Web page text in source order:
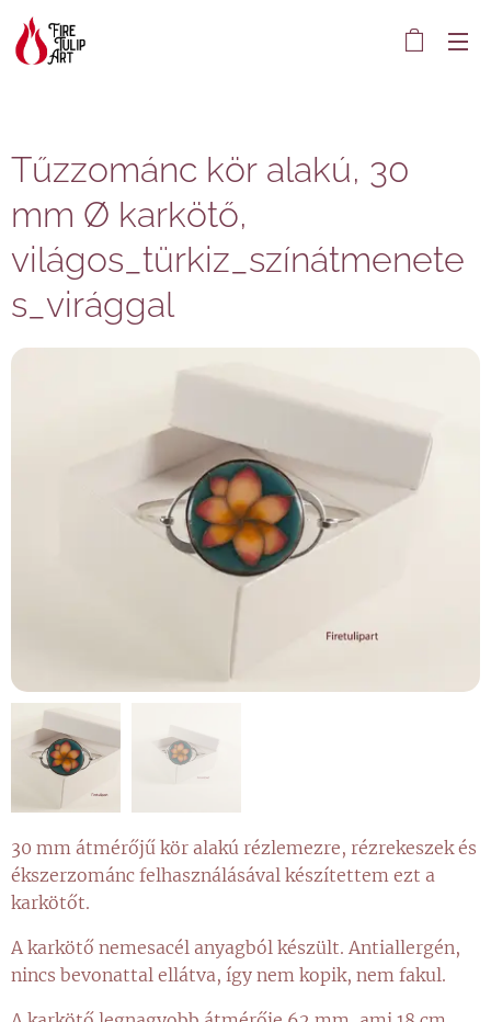
Tűzzománc kör alakú, 30
mm Ø karkötő,
világos_türkiz_színátmenete
s_virággal
30 mm átmérőjű kör alakú rézlemezre, rézrekeszek és
ékszerzománc felhasználásával készítettem ezt a
karkötőt.
A karkötő nemesacél anyagból készült. Antiallergén,
nincs bevonattal ellátva, így nem kopik, nem fakul.